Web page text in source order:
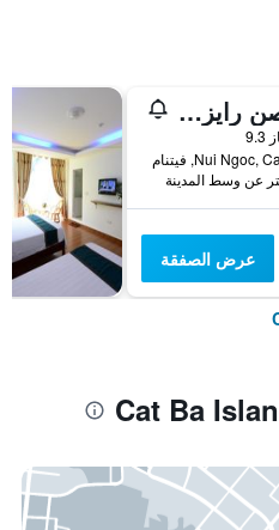
كاتبا صن رايز هوتل
عرض الصفقة